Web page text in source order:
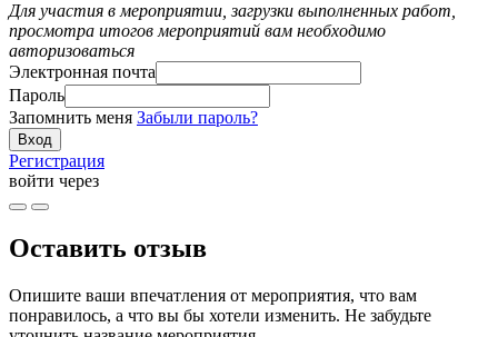
Для участия в мероприятии, загрузки выполненных работ,
просмотра итогов мероприятий вам необходимо
авторизоваться
Электронная почта
Пароль
Запомнить меня Забыли пароль?
Регистрация
войти через
Оставить отзыв
Опишите ваши впечатления от мероприятия, что вам
понравилось, а что вы бы хотели изменить. Не забудьте